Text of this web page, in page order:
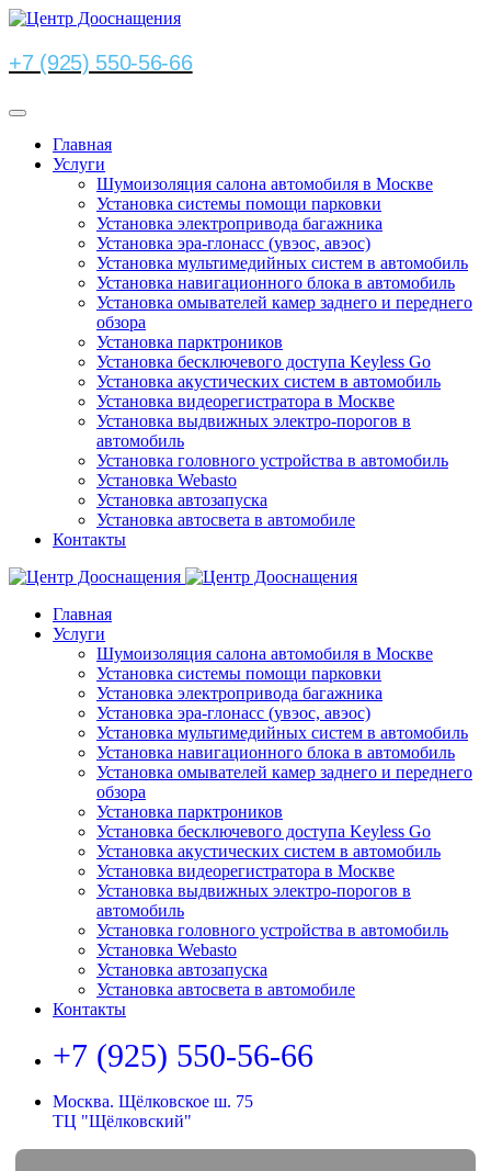
+7 (925) 550-56-66
Главная
Услуги
Шумоизоляция салона автомобиля в Москве
Установка системы помощи парковки
Установка электропривода багажника
Установка эра-глонасс (увэос, авэос)
Установка мультимедийных систем в автомобиль
Установка навигационного блока в автомобиль
Установка омывателей камер заднего и переднего
обзора
Установка парктроников
Установка бесключевого доступа Keyless Go
Установка акустических систем в автомобиль
Установка видеорегистратора в Москве
Установка выдвижных электро-порогов в
автомобиль
Установка головного устройства в автомобиль
Установка Webasto
Установка автозапуска
Установка автосвета в автомобиле
Контакты
Главная
Услуги
Шумоизоляция салона автомобиля в Москве
Установка системы помощи парковки
Установка электропривода багажника
Установка эра-глонасс (увэос, авэос)
Установка мультимедийных систем в автомобиль
Установка навигационного блока в автомобиль
Установка омывателей камер заднего и переднего
обзора
Установка парктроников
Установка бесключевого доступа Keyless Go
Установка акустических систем в автомобиль
Установка видеорегистратора в Москве
Установка выдвижных электро-порогов в
автомобиль
Установка головного устройства в автомобиль
Установка Webasto
Установка автозапуска
Установка автосвета в автомобиле
Контакты
+7 (925) 550-56-66
Москва. Щёлковское ш. 75
ТЦ "Щёлковский"